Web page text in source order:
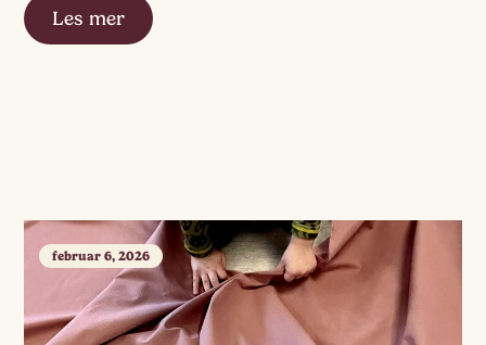
Les mer
februar 6, 2026